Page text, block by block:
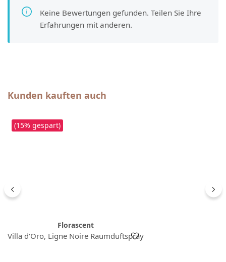
Keine Bewertungen gefunden. Teilen Sie Ihre
Erfahrungen mit anderen.
Produktgalerie überspringen
Kunden kauften auch
(15% gespart)
Florascent
Villa d'Oro, Ligne Noire Raumduftspray